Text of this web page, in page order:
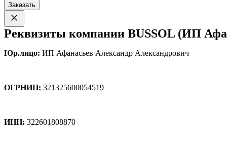
Заказать
Реквизиты компании BUSSOL (ИП
Юр.лицо: ИП Афанасьев Александр Александрович
ОГРНИП: 321325600054519
ИНН: 322601808870